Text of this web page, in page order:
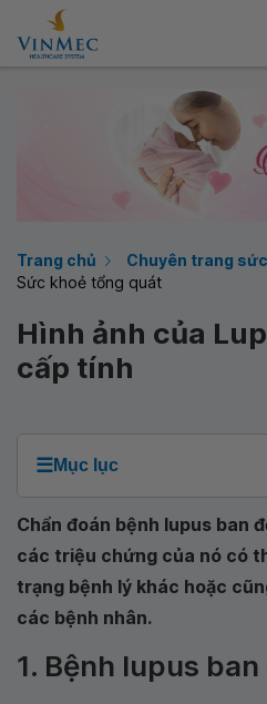
Trang chủ
Chuyên trang
Sức khoẻ tổng quát
Hình ảnh của
cấp tính
☰Mục lục
Chẩn đoán bệnh lupus ban
các triệu chứng của nó có
trạng bệnh lý khác hoặc
các bệnh nhân.
1. Bệnh lupus ban